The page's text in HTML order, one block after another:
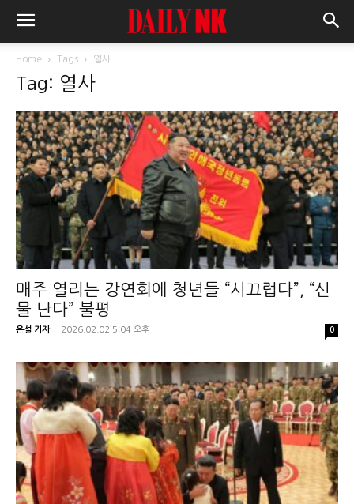
Home Tags 열사
Tag: 열사
매주 열리는 강연회에 청년들 “시끄럽다”, “신
물 난다” 불평
은설 기자 - 2026.02.02 5:04 오후 0